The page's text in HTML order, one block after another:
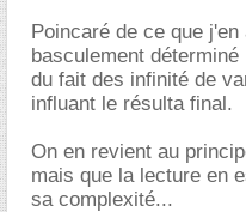
Poincaré de ce que
basculement
du fait des infinité de
influant le résulta final.
On en revient au
mais que la lecture en
sa complexité...